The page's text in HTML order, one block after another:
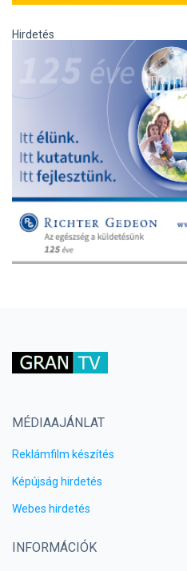
Hirdetés
MÉDIAAJÁNLAT
Reklámfilm készítés
Képújság hirdetés
Webes hirdetés
INFORMÁCIÓK